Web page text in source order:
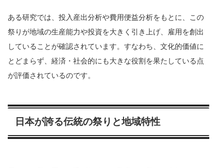
ある研究では、投入産出分析や費用便益分析をもとに、この
祭りが地域の生産能力や投資を大きく引き上げ、雇用を創出
していることが確認されています。すなわち、文化的価値に
とどまらず、経済・社会的にも大きな役割を果たしている点
が評価されているのです。
日本が誇る伝統の祭りと地域特性